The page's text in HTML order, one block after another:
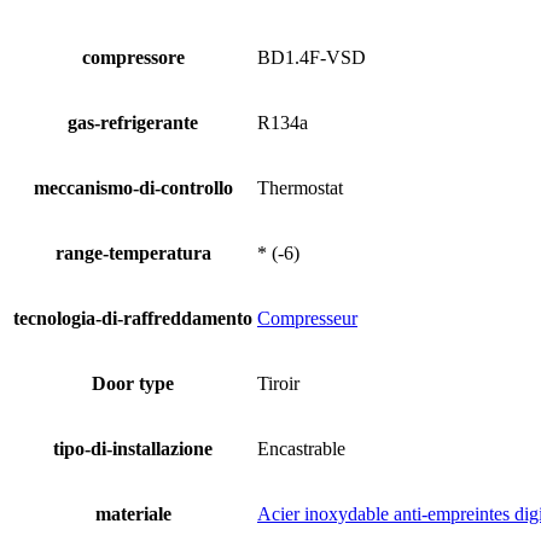
compressore BD1.4F-VSD
gas-refrigerante R134a
meccanismo-di-controllo Thermostat
range-temperatura * (-6)
tecnologia-di-raffreddamento Compresseur
Door type Tiroir
tipo-di-installazione Encastrable
materiale Acier inoxydable anti-empreintes